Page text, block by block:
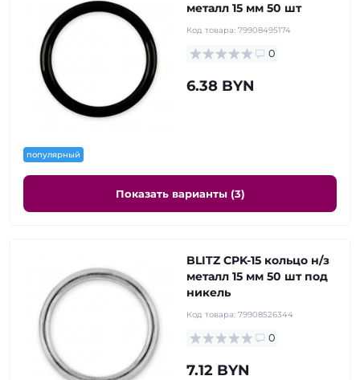
популярный
металл 15 мм 50 шт
Код товара: 79908495174
0
6.38 BYN
Показать варианты (3)
BLITZ CPK-15 кольцо н/з
металл 15 мм 50 шт под
никель
Код товара: 79908526344
0
7.12 BYN